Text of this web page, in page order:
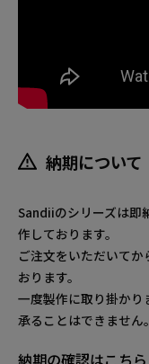
納期について
Sandiiのシリーズは即
作しております。
ご注文をいただいて
おります。
一度製作に取り掛かり
承ることはできません